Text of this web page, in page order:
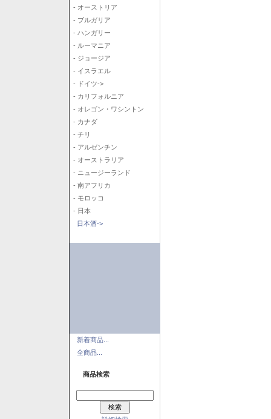
- オーストリア
- ブルガリア
- ハンガリー
- ルーマニア
- ジョージア
- イスラエル
- ドイツ->
- カリフォルニア
- オレゴン・ワシントン
- カナダ
- チリ
- アルゼンチン
- オーストラリア
- ニュージーランド
- 南アフリカ
- モロッコ
- 日本
日本酒->
新着商品...
全商品...
商品検索